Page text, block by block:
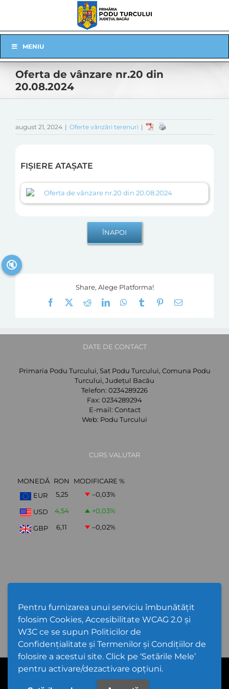
Pentru furnizarea unui serviciu îmbunătățit
folosim Cookies, Accesibilitate WCAG 2.0 și
W3C ce se supun Politicilor de
Confidențialitate și Termenilor și Condițiilor de
folosire a acestui site. Click pe ‘Setările Mele’
pentru activare/dezactivare opțiuni.
Navigation
MENIU
Oferta de vânzare nr.20 din
20.08.2024
august 21, 2024 | Oferte vânzări terenuri |
FIȘIERE ATAȘATE
Oferta de vânzare nr.20 din 20.08.2024
Share, Alege Platforma!
Facebook
RedditLinkedInWhatsApp
Tumblr Pinterest
E-
DATE DE CONTACT
Primaria Podu Turcului, Sat Podu Turcului, Comuna Podu
Turcului, Județul Bacău
Telefon: 0234289226
Fax: 0234289294
E-mail: Contact
Web: Podu Turcului
CURS VALUTAR
MONEDĂ RON
MODIFICARE %
EUR
5,25 –0,03%
USD 4,54 +0,03%
GBP 6,11 –0,02%
PPW @ 2026 |Hartă Website|Setări Cookies și Accesibilitate
Politică de utilizare Cookies|Politică de confidențialitate site
🔇